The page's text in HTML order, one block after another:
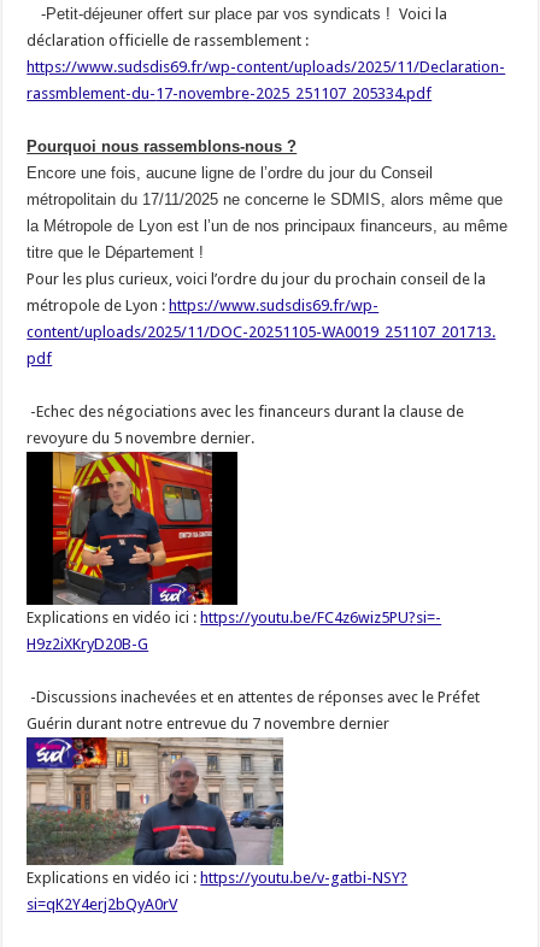
-Petit-déjeuner offert sur place par vos syndicats ! Voici la
déclaration officielle de rassemblement :
https://www.sudsdis69.fr/wp-content/uploads/2025/11/Declaration-
rassmblement-du-17-novembre-2025_251107_ 205334.pdf
Pourquoi nous rassemblons-nous ?
Encore une fois, aucune ligne de l’ordre du jour du Conseil
métropolitain du 17/11/2025 ne concerne le SDMIS, alors même que
la Métropole de Lyon est l’un de nos principaux financeurs, au même
titre que le Département !
Pour les plus curieux, voici l’ordre du jour du prochain conseil de la
métropole de Lyon : https://www.sudsdis69.fr/wp-
content/uploads/2025/11/DOC-20251105-WA0019_251107_201713.
pdf
-Echec des négociations avec les financeurs durant la clause de
revoyure du 5 novembre dernier.
Explications en vidéo ici : https://youtu.be/FC4z6wiz5PU?si=-
H9z2iXKryD20B-G
-Discussions inachevées et en attentes de réponses avec le Préfet
Guérin durant notre entrevue du 7 novembre dernier
Explications en vidéo ici : https://youtu.be/v-gatbi-NSY?
si=qK2Y4erj2bQyA0rV